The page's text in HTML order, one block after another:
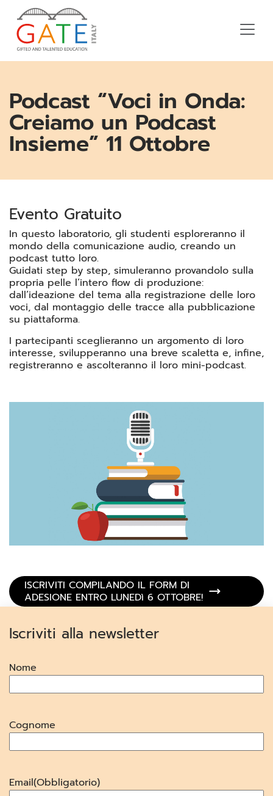
Podcast “Voci in Onda:
Creiamo un Podcast
Insieme” 11 Ottobre
Evento Gratuito
In questo laboratorio, gli studenti esploreranno il
mondo della comunicazione audio, creando un
podcast tutto loro.
Guidati step by step, simuleranno provandolo sulla
propria pelle l’intero flow di produzione:
dall’ideazione del tema alla registrazione delle loro
voci, dal montaggio delle tracce alla pubblicazione
su piattaforma.
I partecipanti sceglieranno un argomento di loro
interesse, svilupperanno una breve scaletta e, infine,
registreranno e ascolteranno il loro mini-podcast.
ISCRIVITI COMPILANDO IL FORM DI
ADESIONE ENTRO LUNEDì 6 OTTOBRE!
Iscriviti alla newsletter
Nome
Cognome
Email(Obbligatorio)